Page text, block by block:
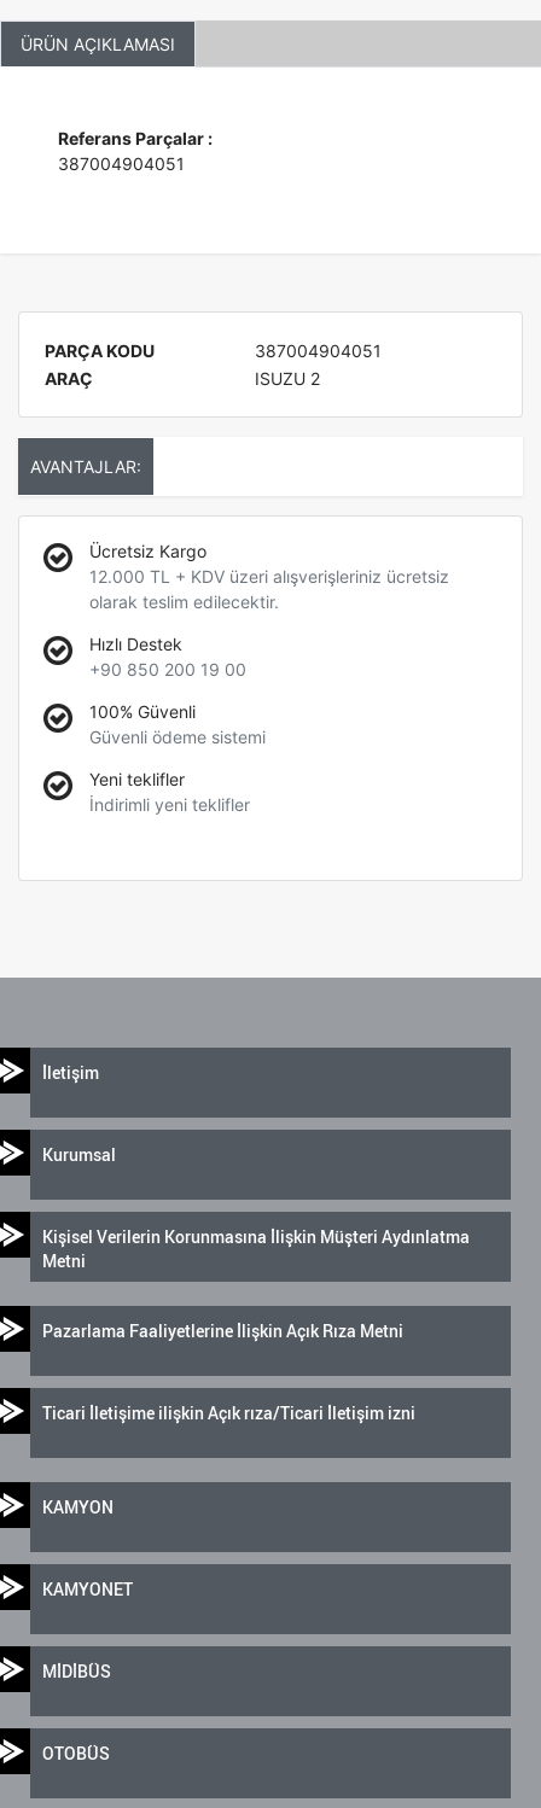
ÜRÜN AÇIKLAMASI
Referans Parçalar :
387004904051
PARÇA KODU
387004904051
ARAÇ
ISUZU 2
AVANTAJLAR:
Ücretsiz Kargo
12.000 TL + KDV üzeri alışverişleriniz ücretsiz
olarak teslim edilecektir.
Hızlı Destek
+90 850 200 19 00
100% Güvenli
Güvenli ödeme sistemi
Yeni teklifler
İndirimli yeni teklifler
İletişim
Kurumsal
Kişisel Verilerin Korunmasına İlişkin Müşteri Aydınlatma
Metni
Pazarlama Faaliyetlerine İlişkin Açık Rıza Metni
Ticari İletişime ilişkin Açık rıza/Ticari İletişim izni
KAMYON
KAMYONET
MİDİBÜS
OTOBÜS